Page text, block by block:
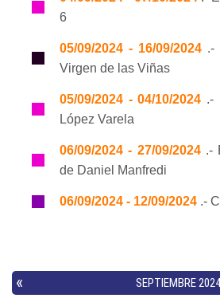
6
05/09/2024 - 16/09/2024 .-
Virgen de las Viñas
05/09/2024 - 04/10/2024 .-
López Varela
06/09/2024 - 27/09/2024.-
de Daniel Manfredi
06/09/2024 - 12/09/2024 .-